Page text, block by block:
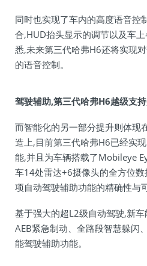
同时也实现了车内的高度语音控
合,HUD抬头显示的调节以及车
悉,未来第三代哈弗H6还将实现
的语音控制。
驾驶辅助,第三代哈弗H6越级支
而智能化的另一部分提升则体现
造上,目前第三代哈弗H6已经实
能,并且为车辆搭载了Mobileye
车14处雷达+6摄像头的全方位
项自动驾驶辅助功能的精确性与
基于强大的超L2级自动驾驶,新
AEB紧急制动、全路段智慧躲闪
能驾驶辅助功能。